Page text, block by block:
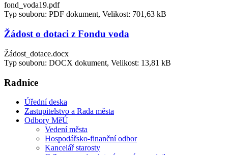
fond_voda19.pdf
Typ souboru: PDF dokument, Velikost: 701,63 kB
Žádost o dotaci z Fondu voda
Žádost_dotace.docx
Typ souboru: DOCX dokument, Velikost: 13,81 kB
Radnice
Úřední deska
Zastupitelstvo a Rada města
Odbory MěÚ
Vedení města
Hospodářsko-finanční odbor
Kancelář starosty